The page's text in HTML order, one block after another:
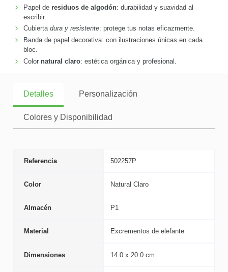
Papel de residuos de algodón: durabilidad y suavidad al
escribir.
Cubierta dura y resistente: protege tus notas eficazmente.
Banda de papel decorativa: con ilustraciones únicas en cada
bloc.
Color natural claro: estética orgánica y profesional.
Detalles Personalización
Colores y Disponibilidad
Referencia 502257P
Color Natural Claro
Almacén P1
Material Excrementos de elefante
Dimensiones 14.0 x 20.0 cm